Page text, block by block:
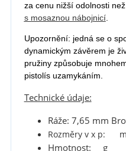
za cenu nižší odolnosti než
s mosaznou nábojnicí.
Upozornění: jedná se o
dynamickým závěrem je
pružiny způsobuje
pistolís uzamykáním.
Technické údaje:
Ráže: 7,65 mm
Rozměry v x p:
Hmotnost: g